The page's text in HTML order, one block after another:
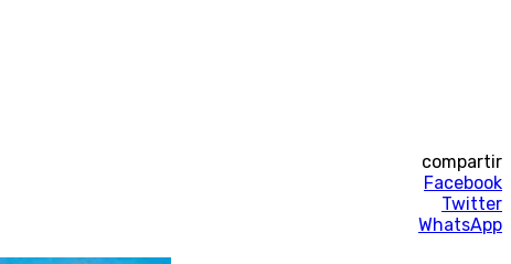
compartir
Facebook
Twitter
WhatsApp